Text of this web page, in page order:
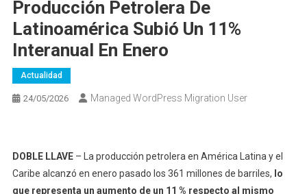
Producción Petrolera De
Latinoamérica Subió Un 11%
Interanual En Enero
Actualidad
24/05/2026 Managed WordPress Migration User
DOBLE LLAVE– La producción petrolera en América Latina y el
Caribe alcanzó en enero pasado los 361 millones de barriles, lo
que representa un aumento de un 11 % respecto al mismo